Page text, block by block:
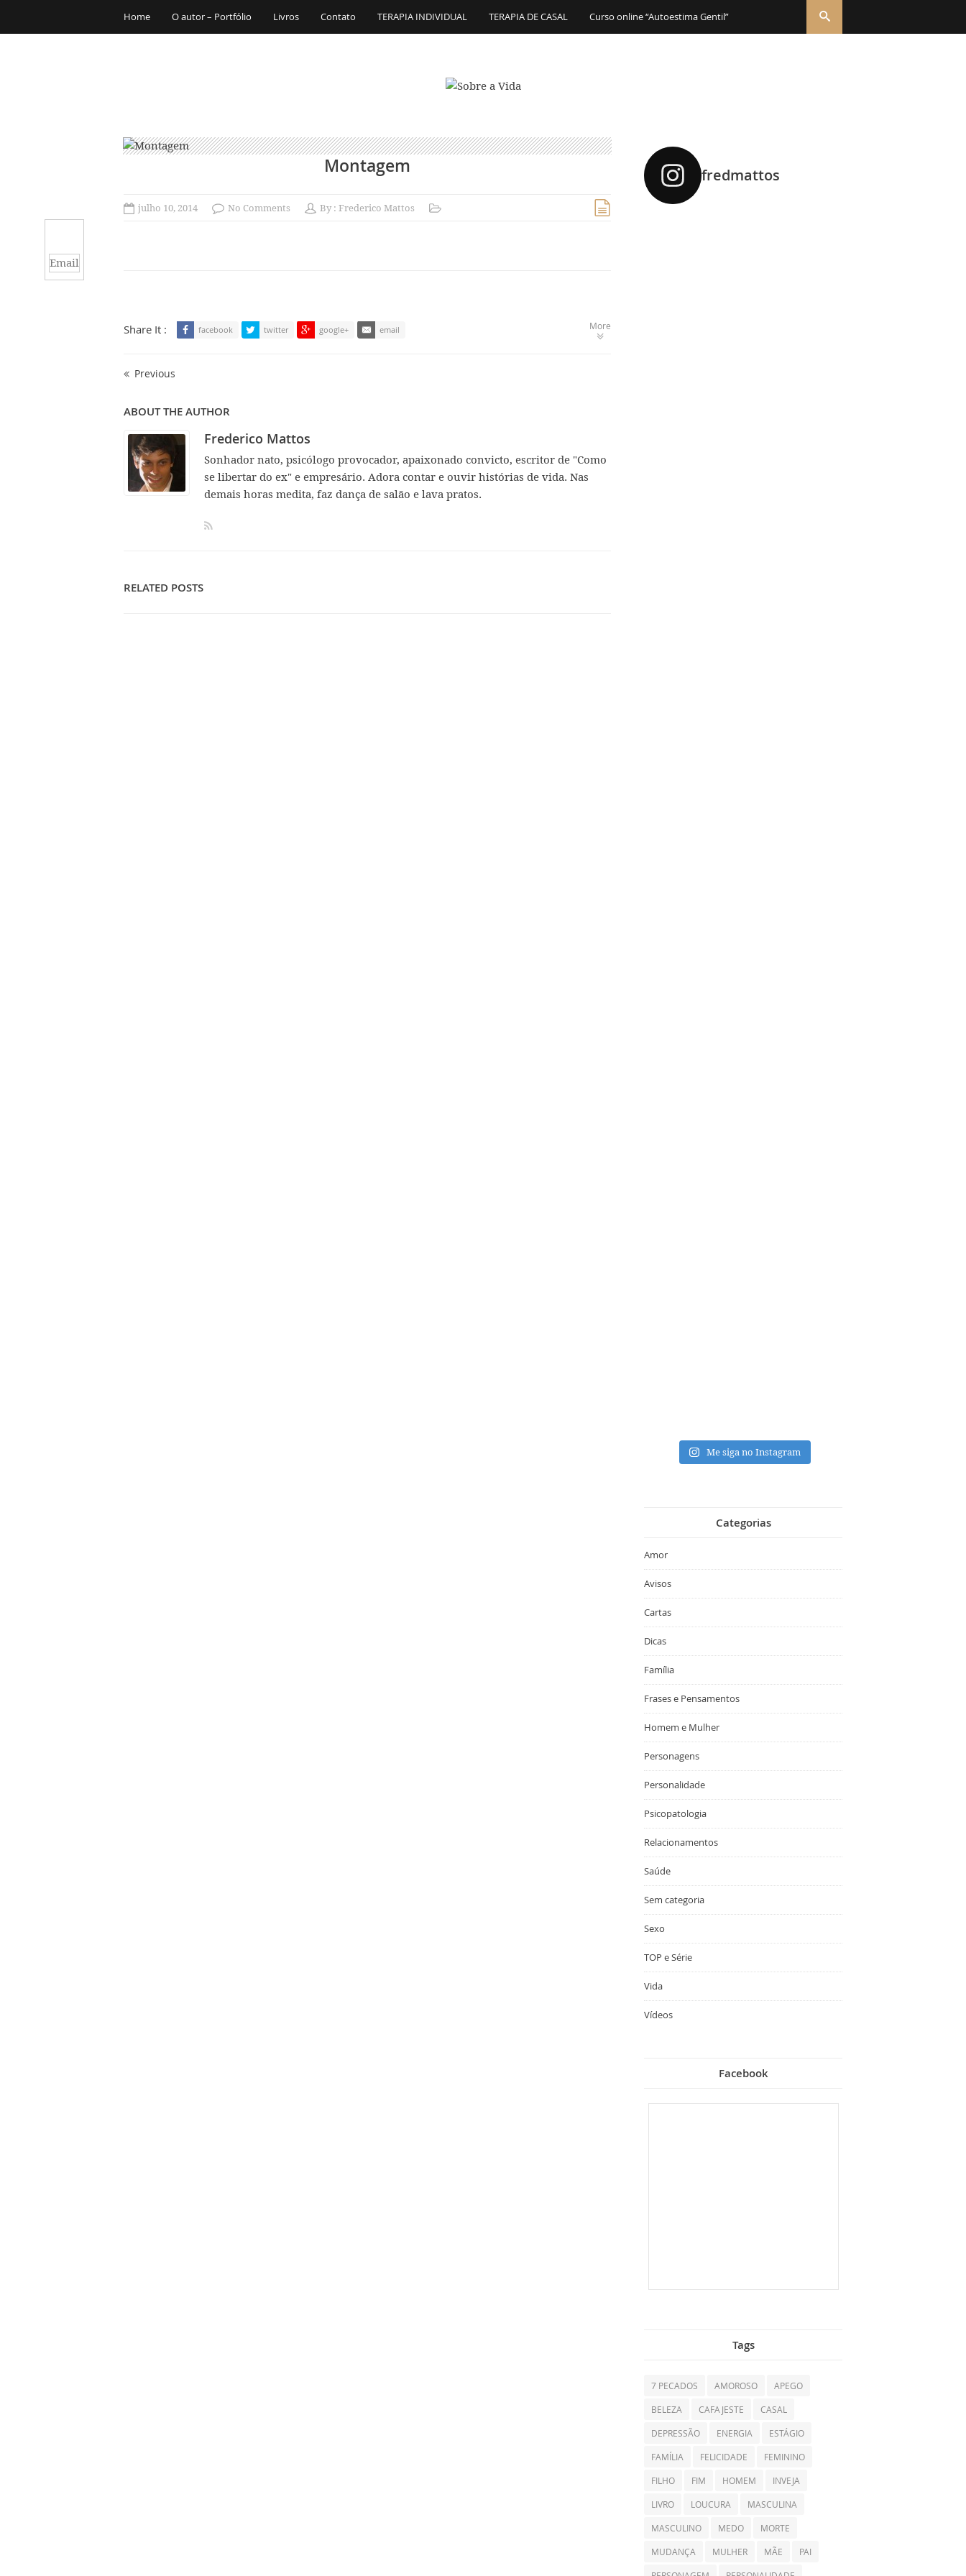
Home O autor – Portfólio Livros Contato TERAPIA INDIVIDUAL TERAPIA DE CASAL Curso online “Autoestima Gentil”
Montagem
julho 10, 2014 No Comments By : Frederico Mattos
Email
Share It : facebook twitter google+ email More
Previous
ABOUT THE AUTHOR
Frederico Mattos
Sonhador nato, psicólogo provocador, apaixonado convicto, escritor de "Como
se libertar do ex" e empresário. Adora contar e ouvir histórias de vida. Nas
demais horas medita, faz dança de salão e lava pratos.
RELATED POSTS
fredmattos
Me siga no Instagram
Categorias
Amor
Avisos
Cartas
Dicas
Família
Frases e Pensamentos
Homem e Mulher
Personagens
Personalidade
Psicopatologia
Relacionamentos
Saúde
Sem categoria
Sexo
TOP e Série
Vida
Vídeos
Facebook
Tags
7 PECADOS AMOROSO APEGO
BELEZA CAFAJESTE CASAL
DEPRESSÃO ENERGIA ESTÁGIO
FAMÍLIA FELICIDADE FEMININO
FILHO FIM HOMEM INVEJA
LIVRO LOUCURA MASCULINA
MASCULINO MEDO MORTE
MUDANÇA MULHER MÃE PAI